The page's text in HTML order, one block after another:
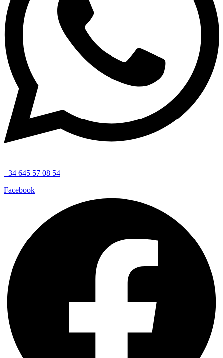
+34 645 57 08 54
Facebook